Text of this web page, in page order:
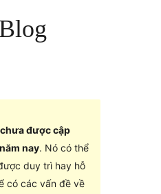
chưa được cập
nay. Nó có thể
duy trì hay hỗ
có các vấn đề về